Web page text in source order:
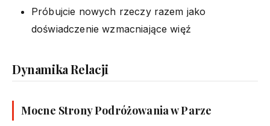
Próbujcie nowych rzeczy razem jako
doświadczenie wzmacniające więź
Dynamika Relacji
Mocne Strony Podróżowania w Parze